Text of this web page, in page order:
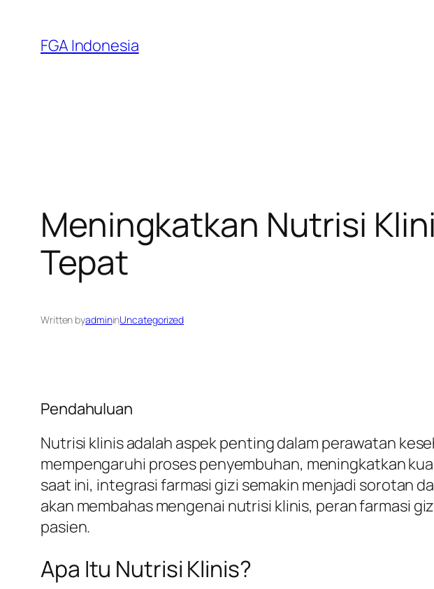
content
FGA Indonesia
Meningkatkan Nutrisi
Tepat
Written byadmininUncategorized
Pendahuluan
Nutrisi klinis adalah aspek penting dalam perawatan
mempengaruhi proses penyembuhan, meningkatkan
saat ini, integrasi farmasi gizi semakin menjadi sorotan
akan membahas mengenai nutrisi klinis, peran farmasi
pasien.
Apa Itu Nutrisi Klinis?